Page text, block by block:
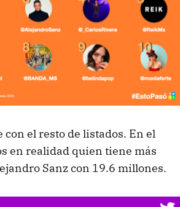
el resto de listados. En el
en realidad quien tiene más
Sanz con 19.6 millones.